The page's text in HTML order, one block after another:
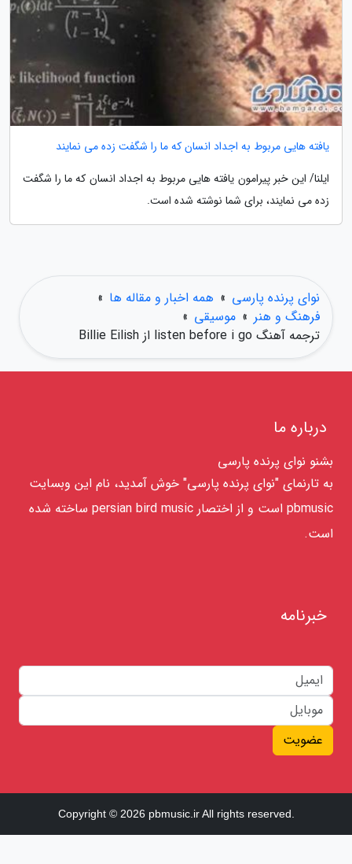
یافته هایی مربوط به اجداد انسان که ما را شگفت زده می نمایند
ایلنا/ این خبر پیرامون یافته هایی مربوط به اجداد انسان که ما را شگفت
زده می نمایند، برای شما نوشته شده است.
نوای پرنده پارسی » همه اخبار و مقاله ها »
فرهنگ و هنر » موسیقی »
ترجمه آهنگ listen before i go از Billie Eilish
درباره ما
بشنو نوای پرنده پارسی
به تارنمای "نوای پرنده پارسی" خوش آمدید، نام این وبسایت
pbmusic است و از اختصار persian bird music ساخته شده
است.
خبرنامه
عضویت
Copyright © 2026 pbmusic.ir All rights reserved.